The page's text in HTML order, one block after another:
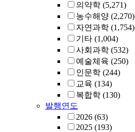
의약학 (5,271)
농수해양 (2,270)
자연과학 (1,754)
기타 (1,004)
사회과학 (532)
예술체육 (250)
인문학 (244)
교육 (134)
복합학 (130)
발행연도
2026 (63)
2025 (193)